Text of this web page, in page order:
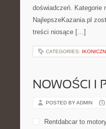
doświadczeń. Kategorie
NajlepszeKazania.pl
treści niosące […]
CATEGORIES:
NOWOŚCI I
POSTED BY ADMIN
Rentdabcar to